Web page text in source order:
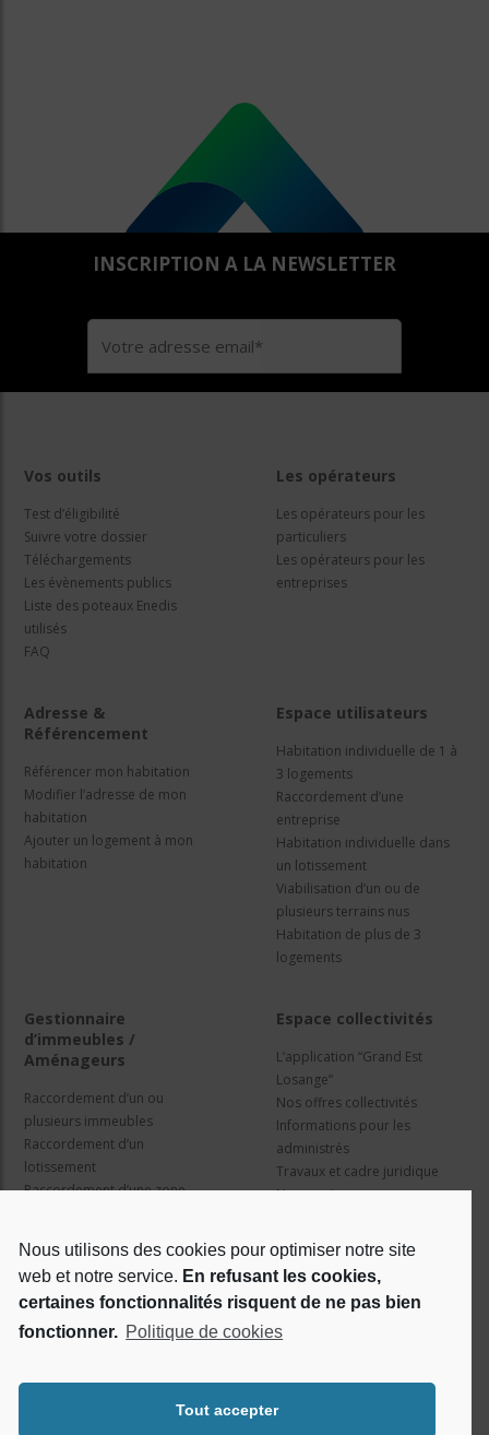
Nous utilisons des cookies pour optimiser notre site
web et notre service. En refusant les cookies,
certaines fonctionnalités risquent de ne pas bien
fonctionner. Politique de cookies
Tout accepter
INSCRIPTION A LA NEWSLETTER
Vos outils
Test d’éligibilité
Suivre votre dossier
Téléchargements
Les évènements publics
Liste des poteaux Enedis
utilisés
FAQ
Les opérateurs
Les opérateurs pour les
particuliers
Les opérateurs pour les
entreprises
Adresse &
Référencement
Référencer mon habitation
Modifier l’adresse de mon
habitation
Ajouter un logement à mon
habitation
Espace utilisateurs
Habitation individuelle de 1 à
3 logements
Raccordement d’une
entreprise
Habitation individuelle dans
un lotissement
Viabilisation d’un ou de
plusieurs terrains nus
Habitation de plus de 3
logements
Gestionnaire
d’immeubles /
Aménageurs
Raccordement d’un ou
plusieurs immeubles
Raccordement d’un
lotissement
Raccordement d’une zone
Espace collectivités
L’application “Grand Est
Losange”
Nos offres collectivités
Informations pour les
administrés
Travaux et cadre juridique
Nos services
Qui sommes nous ?
Le projet Losange
Réseaux sociaux